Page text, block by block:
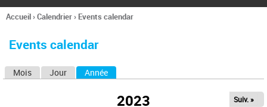
l
h
e
Vous
ici
Accueil›Calendrier› Events calendar
Events calendar
Mois Jour Année
2023 Suiv. »